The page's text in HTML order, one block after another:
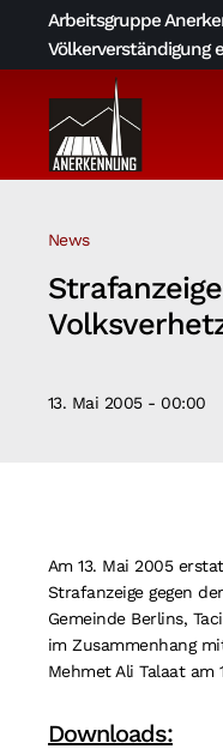
Arbeitsgruppe
Völkerverständigung
Suche
nach:
News
13. Mai 2005 - 00:00
Am 13. Mai 2005
Strafanzeige gegen
Gemeinde Berlins,
im Zusammenhang
Mehmet Ali Talaat am
Downloads: